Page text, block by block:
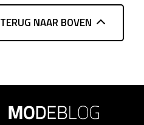
TERUG NAAR BOVEN